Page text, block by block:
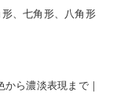
、七角形、八角形
から濃淡表現まで｜